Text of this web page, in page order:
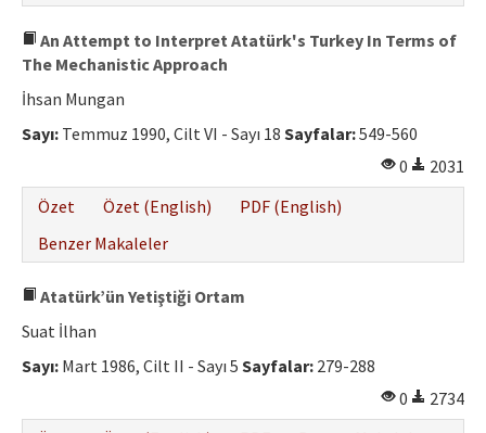
An Attempt to Interpret Atatürk's Turkey In Terms of
The Mechanistic Approach
İhsan Mungan
Sayı: Temmuz 1990, Cilt VI - Sayı 18 Sayfalar:549-560
0
2031
Özet
Özet (English)
PDF (English)
Benzer Makaleler
Atatürk’ün Yetiştiği Ortam
Suat İlhan
Sayı: Mart 1986, Cilt II - Sayı 5 Sayfalar: 279-288
0
2734